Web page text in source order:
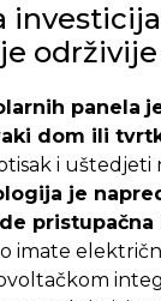
održivije
panela
dom ili
i uštedjeti
je
imate